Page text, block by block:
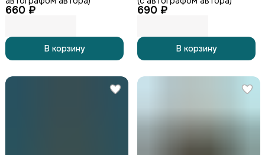
660 ₽
В корзину
690 ₽
В корзину